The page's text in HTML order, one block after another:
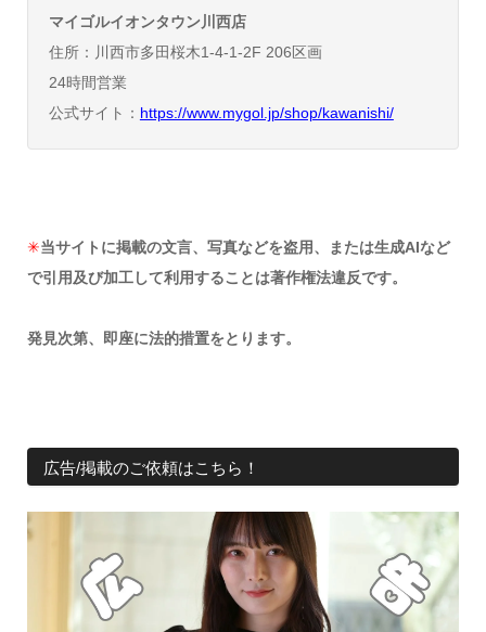
マイゴルイオンタウン川西店
住所：川西市多田桜木1-4-1-2F 206区画
24時間営業
公式サイト： https://www.mygol.jp/shop/kawanishi/
✳︎当サイトに掲載の文言、写真などを盗用、または生成AIなど
で引用及び加工して利用することは著作権法違反です。
発見次第、即座に法的措置をとります。
広告/掲載のご依頼はこちら！